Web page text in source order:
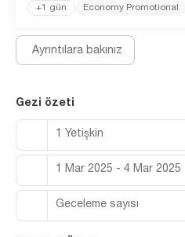
+1 gün Economy Promotional
Ayrıntılara bakınız
Gezi özeti
1 Yetişkin
1 Mar 2025 - 4 Mar 2025
Geceleme sayısı